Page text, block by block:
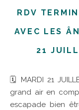
RDV
AVEC LES
21
🗓 MARDI 21 JUILLET 2026 au matin, nous profitions du
grand air en
escapade bien